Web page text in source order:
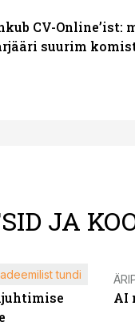
CV-Online’ist:
suurim
JA
tundi
AI